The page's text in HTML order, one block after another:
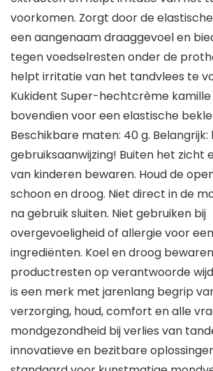
voorkomen. Zorgt door de
een aangenaam draaggevoel en
tegen voedselresten onder de
helpt irritatie van het tandvlees te
Kukident Super-hechtcrème
bovendien voor een elastische
Beschikbare maten: 40 g.
gebruiksaanwijzing! Buiten het zicht
van kinderen bewaren. Houd de
schoon en droog. Niet direct in de
na gebruik sluiten. Niet gebruiken bij
overgevoeligheid of allergie voor
ingrediënten. Koel en droog
productresten op verantwoorde
is een merk met jarenlang begrip
verzorging, houd, comfort en alle
mondgezondheid bij verlies van
innovatieve en bezitbare